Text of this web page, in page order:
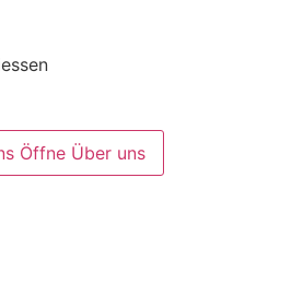
Öffne Über uns